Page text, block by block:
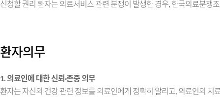
신청할 권리 환자는 의료서비스 관련 분쟁이 발생한 경우, 한국의료분쟁
환자의무
1. 의료인에 대한 신뢰·존중 의무
환자는 자신의 건강 관련 정보를 의료인에게 정확히 알리고, 의료인의 치